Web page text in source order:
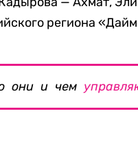
региона
они и чем